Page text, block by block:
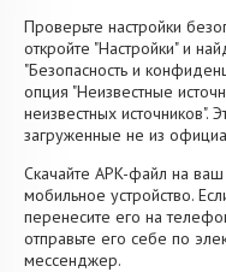
Проверьте настройки
откройте "Настройки" и
"Безопасность и
опция "Неизвестные
неизвестных источников".
загруженные не из
Скачайте APK-файл на
мобильное устройство.
перенесите его на
отправьте его себе по
мессенджер.